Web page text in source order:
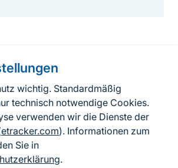
wichtig. Standardmäßig
technisch notwendige Cookies.
verwenden wir die Dienste der
etracker.com). Informationen zum
Sie in
.
zur Seite
Kontakt zum BfN
Kontaktformular
zur Barrierefreiheit